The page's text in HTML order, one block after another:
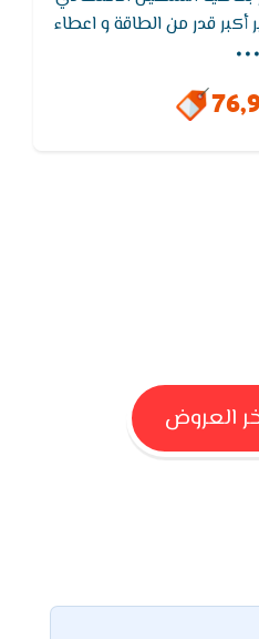
أكبر قدر من الطاقة و اعطاء
حيث تقوم تلقائيا بالتحكم
المنخفضه و التحكم في
و درجه حراره الغرفه
العروض